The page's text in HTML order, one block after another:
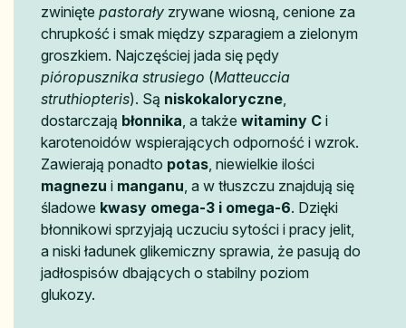
zwinięte pastorały zrywane wiosną, cenione za
chrupkość i smak między szparagiem a zielonym
groszkiem. Najczęściej jada się pędy
pióropusznika strusiego (Matteuccia
struthiopteris). Są niskokaloryczne
dostarczają błonnika , a także witaminy C i
karotenoidów wspierających odporność i wzrok.
Zawierają ponadto potas , niewielkie ilości
magnezu i manganu , a w tłuszczu znajdują się
śladowe kwasy omega-3 i omega-6. Dzięki
błonnikowi sprzyjają uczuciu sytości i pracy jelit,
a niski ładunek glikemiczny sprawia, że pasują do
jadłospisów dbających o stabilny poziom
glukozy.